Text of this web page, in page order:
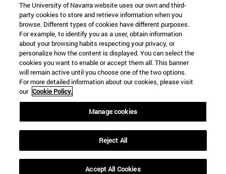
The University of Navarra website uses our own and third-
party cookies to store and retrieve information when you
browse. Different types of cookies have different purposes.
For example, to identify you as a user, obtain information
about your browsing habits respecting your privacy, or
personalize how the content is displayed. You can select the
cookies you want to enable or accept them all. This banner
will remain active until you choose one of the two options.
For more detailed information about our cookies, please visit
our Cookie Policy.
Manage cookies
Reject All
Accept All Cookies